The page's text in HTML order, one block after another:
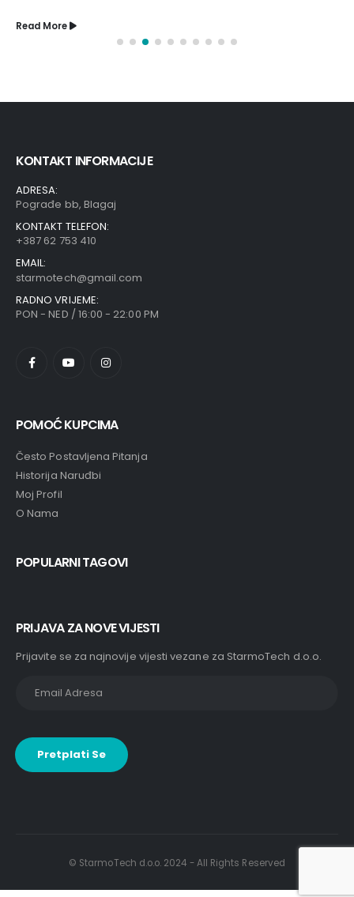
Read More
KONTAKT INFORMACIJE
ADRESA:
Pograđe bb, Blagaj
KONTAKT TELEFON:
+387 62 753 410
EMAIL:
starmotech@gmail.com
RADNO VRIJEME:
PON - NED / 16:00 - 22:00 PM
POMOĆ KUPCIMA
Često Postavljena Pitanja
Historija Naruđbi
Moj Profil
O Nama
POPULARNI TAGOVI
PRIJAVA ZA NOVE VIJESTI
Prijavite se za najnovije vijesti vezane za StarmoTech d.o.o.
© StarmoTech d.o.o. 2024 - All Rights Reserved